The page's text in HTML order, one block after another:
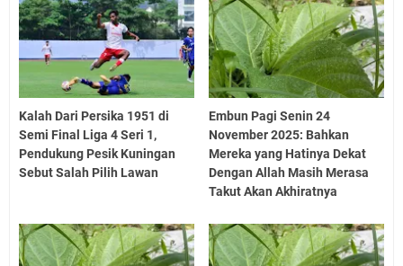
Kalah Dari Persika 1951 di
Semi Final Liga 4 Seri 1,
Pendukung Pesik Kuningan
Sebut Salah Pilih Lawan
Embun Pagi Senin 24
November 2025: Bahkan
Mereka yang Hatinya Dekat
Dengan Allah Masih Merasa
Takut Akan Akhiratnya